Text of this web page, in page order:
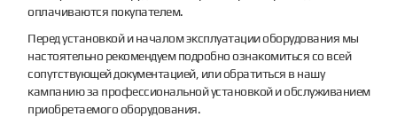
оплачиваются покупателем.
Перед установкой и началом эксплуатации оборудования мы
настоятельно рекомендуем подробно ознакомиться со всей
сопутствующей документацией, или обратиться в нашу
кампанию за профессиональной установкой и обслуживанием
приобретаемого оборудования.